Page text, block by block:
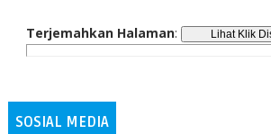
Terjemahkan Halaman:
SOSIAL MEDIA